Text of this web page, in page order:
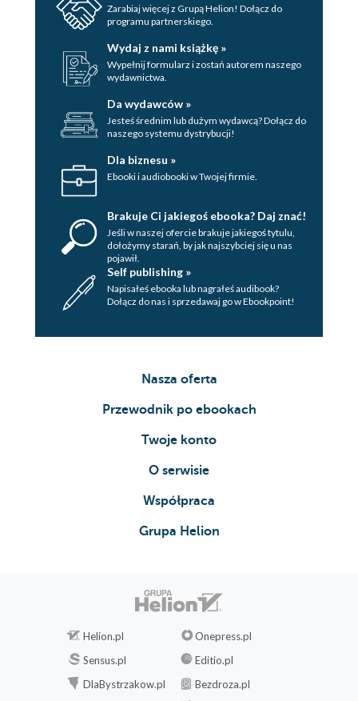
Zarabiaj więcej z Grupą Helion! Dołącz do
programu partnerskiego.
Wydaj z nami książkę »
Wypełnij formularz i zostań autorem naszego
wydawnictwa.
Da wydawców »
Jesteś średnim lub dużym wydawcą? Dołącz do
naszego systemu dystrybucji!
Dla biznesu »
Ebooki i audiobooki w Twojej firmie.
Brakuje Ci jakiegoś ebooka? Daj znać!
Jeśli w naszej ofercie brakuje jakiegoś tytulu,
dołożymy starań, by jak najszybciej się u nas
pojawił.
Self publishing »
Napisałeś ebooka lub nagrałeś audibook?
Dołącz do nas i sprzedawaj go w Ebookpoint!
Nasza oferta
Przewodnik po ebookach
Twoje konto
O serwisie
Współpraca
Grupa Helion
Helion.pl
Onepress.pl
Sensus.pl
Editio.pl
DlaBystrzakow.pl
Bezdroza.pl